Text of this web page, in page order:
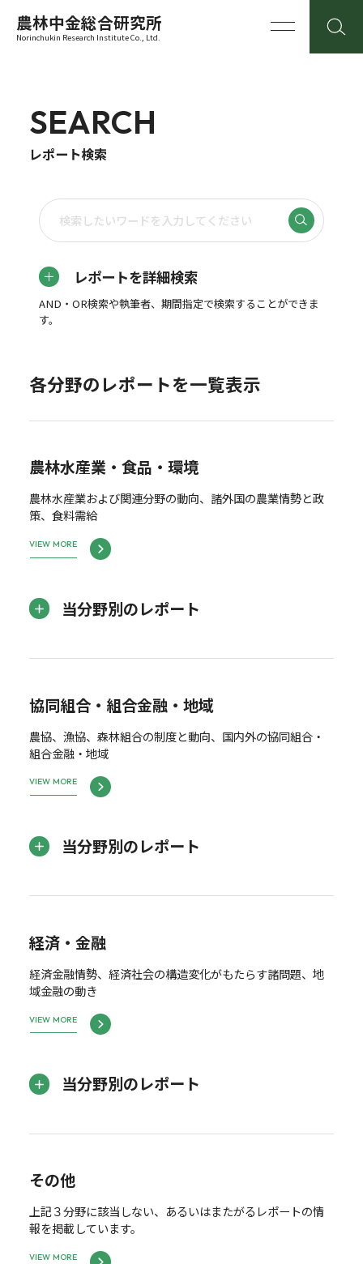
農林中金総合研究所
Norinchukin Research Institute Co., Ltd.
SEARCH
レポート検索
レポートを詳細検索
AND・OR検索や執筆者、期間指定で検索することができま
す。
各分野のレポートを一覧表示
農林水産業・食品・環境
農林水産業および関連分野の動向、諸外国の農業情勢と政
策、食料需給
VIEW MORE
当分野別のレポート
協同組合・組合金融・地域
農協、漁協、森林組合の制度と動向、国内外の協同組合・
組合金融・地域
VIEW MORE
当分野別のレポート
経済・金融
経済金融情勢、経済社会の構造変化がもたらす諸問題、地
域金融の動き
VIEW MORE
当分野別のレポート
その他
上記３分野に該当しない、あるいはまたがるレポートの情
報を掲載しています。
VIEW MORE